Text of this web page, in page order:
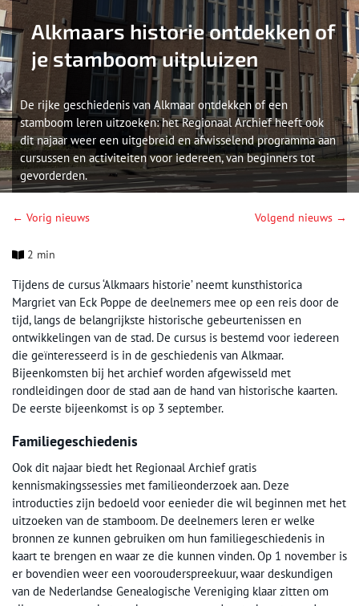
Alkmaars historie ontdekken of
je stamboom uitpluizen
De rijke geschiedenis van Alkmaar ontdekken of een
stamboom leren uitzoeken: het Regionaal Archief heeft ook
dit najaar weer een uitgebreid en afwisselend programma aan
cursussen en activiteiten voor iedereen, van beginners tot
gevorderden.
← Vorig nieuws Volgend nieuws →
2 min
Tijdens de cursus ‘Alkmaars historie’ neemt kunsthistorica
Margriet van Eck Poppe de deelnemers mee op een reis door de
tijd, langs de belangrijkste historische gebeurtenissen en
ontwikkelingen van de stad. De cursus is bestemd voor iedereen
die geïnteresseerd is in de geschiedenis van Alkmaar.
Bijeenkomsten bij het archief worden afgewisseld met
rondleidingen door de stad aan de hand van historische kaarten.
De eerste bijeenkomst is op 3 september.
Familiegeschiedenis
Ook dit najaar biedt het Regionaal Archief gratis
kennismakingssessies met familieonderzoek aan. Deze
introducties zijn bedoeld voor eenieder die wil beginnen met het
uitzoeken van de stamboom. De deelnemers leren er welke
bronnen ze kunnen gebruiken om hun familiegeschiedenis in
kaart te brengen en waar ze die kunnen vinden. Op 1 november is
er bovendien weer een voorouderspreekuur, waar deskundigen
van de Nederlandse Genealogische Vereniging klaar zitten om